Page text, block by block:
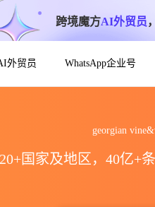
跨境魔方AI外贸员
外贸员 WhatsApp企业号
georgian
国家及地区，40亿+